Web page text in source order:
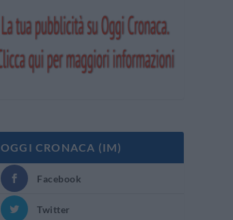
OGGI CRONACA (IM)
Facebook
Twitter